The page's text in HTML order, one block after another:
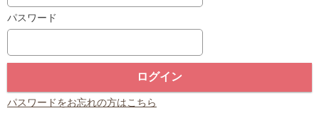
パスワード
パスワードをお忘れの方はこちら